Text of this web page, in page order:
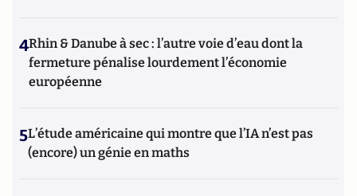
4Rhin & Danube à sec : l’autre voie d’eau dont la
fermeture pénalise lourdement l’économie
européenne
5L’étude américaine qui montre que l’IA n’est pas
(encore) un génie en maths